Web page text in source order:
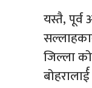
यस्तै, पूर्व
जिल्ला